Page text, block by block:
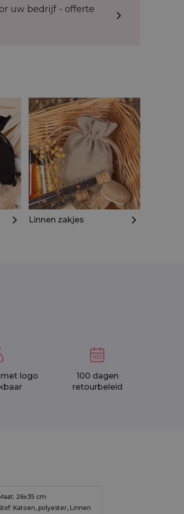
uw bedrijf - offerte
Linnen zakjes
logo
100 dagen
retourbeleid
26x35 cm
Katoen, polyester, Linnen